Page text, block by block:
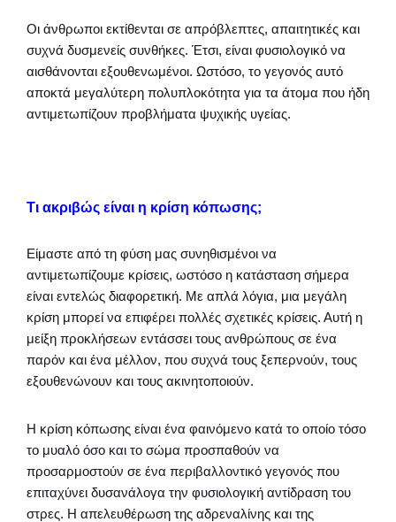
Οι άνθρωποι εκτίθενται σε απρόβλεπτες, απαιτητικές και
συχνά δυσμενείς συνθήκες. Έτσι, είναι φυσιολογικό να
αισθάνονται εξουθενωμένοι. Ωστόσο, το γεγονός αυτό
αποκτά μεγαλύτερη πολυπλοκότητα για τα άτομα που ήδη
αντιμετωπίζουν προβλήματα ψυχικής υγείας.
Τι ακριβώς είναι η κρίση κόπωσης;
Είμαστε από τη φύση μας συνηθισμένοι να
αντιμετωπίζουμε κρίσεις, ωστόσο η κατάσταση σήμερα
είναι εντελώς διαφορετική. Με απλά λόγια, μια μεγάλη
κρίση μπορεί να επιφέρει πολλές σχετικές κρίσεις. Αυτή η
μείξη προκλήσεων εντάσσει τους ανθρώπους σε ένα
παρόν και ένα μέλλον, που συχνά τους ξεπερνούν, τους
εξουθενώνουν και τους ακινητοποιούν.
Η κρίση κόπωσης είναι ένα φαινόμενο κατά το οποίο τόσο
το μυαλό όσο και το σώμα προσπαθούν να
προσαρμοστούν σε ένα περιβαλλοντικό γεγονός που
επιταχύνει δυσανάλογα την φυσιολογική αντίδραση του
στρες. Η απελευθέρωση της αδρεναλίνης και της